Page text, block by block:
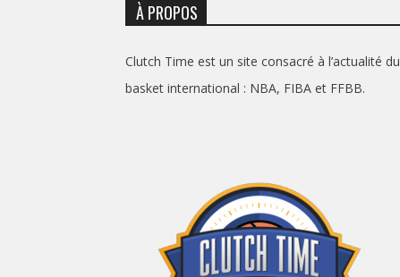
À PROPOS
Clutch Time est un site consacré à l’actualité du
basket international : NBA, FIBA et FFBB.